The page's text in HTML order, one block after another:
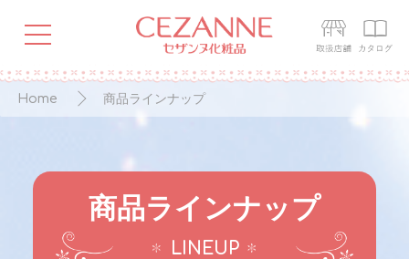
Home 商品ラインナップ
商品ラインナップ
LINEUP